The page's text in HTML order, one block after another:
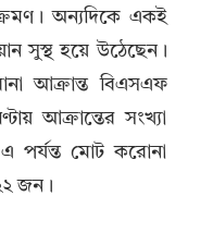
অন্যদিকে একই
সুস্থ হয়ে উঠেছেন।
আক্রান্ত বিএসএফ
আক্রান্তের সংখ্যা
এ পর্যন্ত মোট করোনা
জন।